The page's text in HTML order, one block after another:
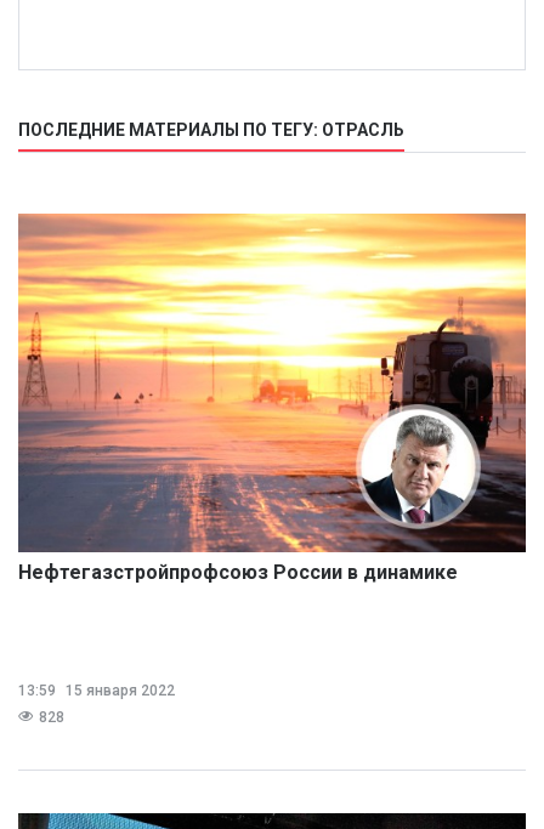
ПОСЛЕДНИЕ МАТЕРИАЛЫ ПО ТЕГУ: ОТРАСЛЬ
Нефтегазстройпрофсоюз России в динамике
13:59
15 января 2022
828